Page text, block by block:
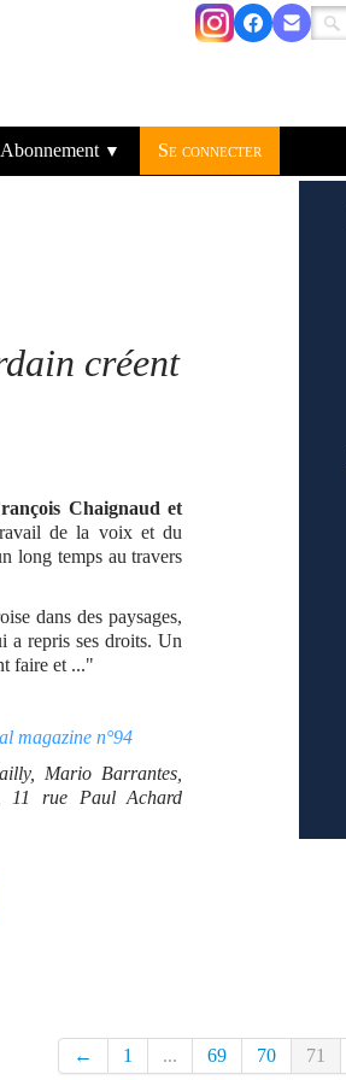
Abonnement ▼ Se connecter
créent
Chaignaud et
de la voix et du
long temps au travers
dans des paysages,
a repris ses droits. Un
faire et ..."
magazine n°94
Mario Barrantes,
11 rue Paul Achard
← 1 ... 69 70 71